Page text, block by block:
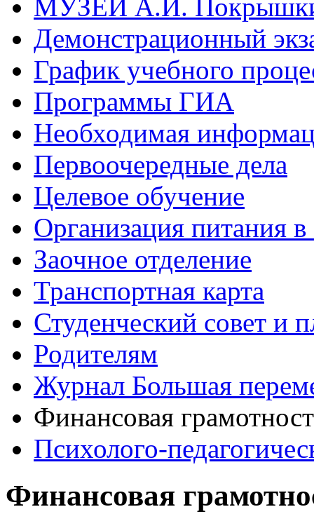
МУЗЕЙ А.И.
Демонстрационный
График учебного
Программы ГИА
Необходимая
Первоочередные дела
Целевое обучение
Организация питания в
Заочное отделение
Транспортная карта
Студенческий совет и
Родителям
Журнал Большая
Финансовая
Психолого-
Финансовая